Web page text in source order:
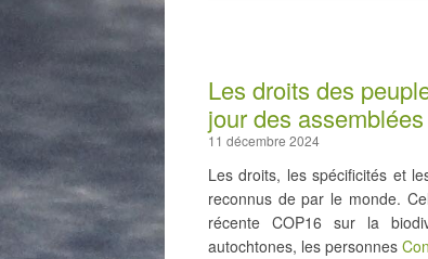
Les droits des
jour des
11 décembre 2024
Les droits, les spécificités et
reconnus de par le monde.
récente COP16 sur la
autochtones, les personnes